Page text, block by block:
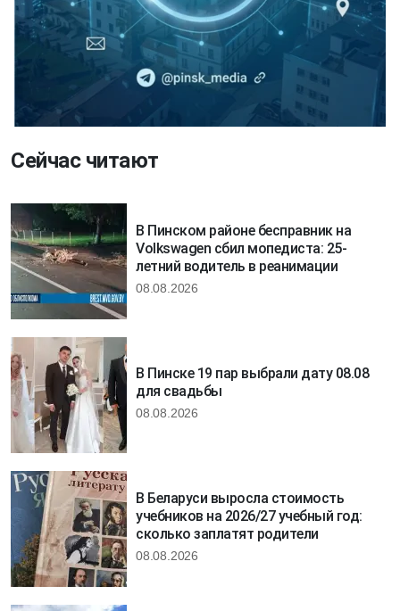
Сейчас читают
В Пинском районе бесправник на
Volkswagen сбил мопедиста: 25-
летний водитель в реанимации
08.08.2026
В Пинске 19 пар выбрали дату 08.08
для свадьбы
08.08.2026
В Беларуси выросла стоимость
учебников на 2026/27 учебный год:
сколько заплатят родители
08.08.2026